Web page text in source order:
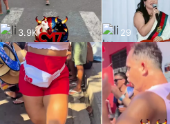
3.9K 29